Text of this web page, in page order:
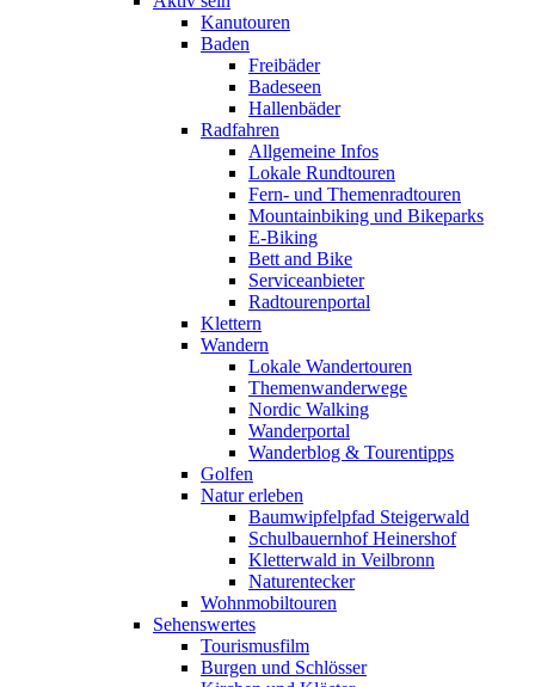
Kanutouren
Baden
Freibäder
Badeseen
Hallenbäder
Radfahren
Allgemeine Infos
Lokale Rundtouren
Fern- und Themenradtouren
Mountainbiking und Bikeparks
E-Biking
Bett and Bike
Serviceanbieter
Radtourenportal
Klettern
Wandern
Lokale Wandertouren
Themenwanderwege
Nordic Walking
Wanderportal
Wanderblog & Tourentipps
Golfen
Natur erleben
Baumwipfelpfad Steigerwald
Schulbauernhof Heinershof
Kletterwald in Veilbronn
Naturentecker
Wohnmobiltouren
Sehenswertes
Tourismusfilm
Burgen und Schlösser